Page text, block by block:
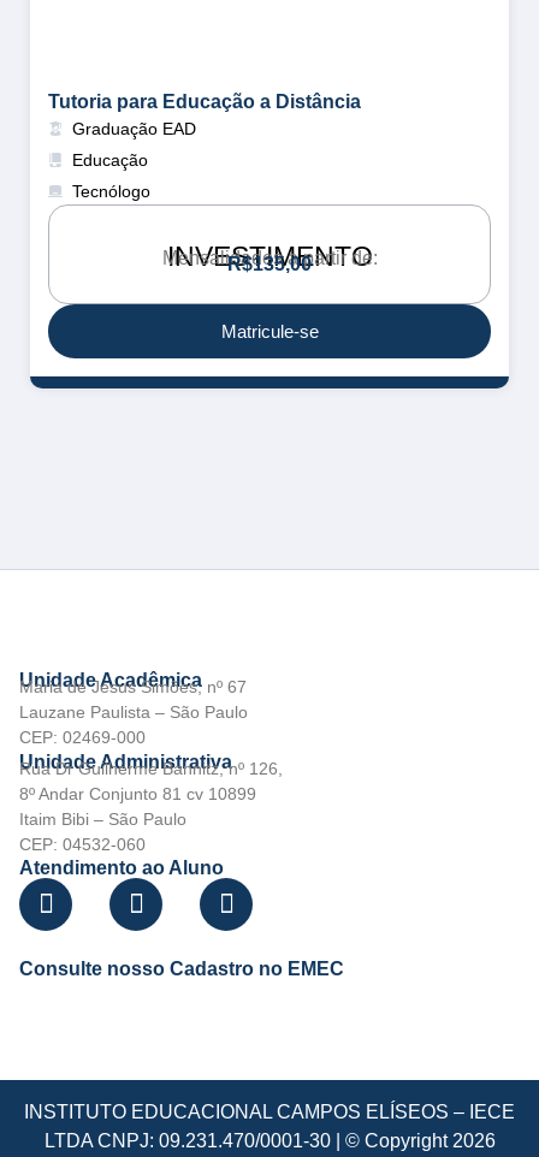
Tutoria para Educação a Distância
Graduação EAD
Educação
Tecnólogo
INVESTIMENTO
Mensalidades a partir de:
R$135,00
Matricule-se
Unidade Acadêmica
Maria de Jesus Simões, nº 67
Lauzane Paulista – São Paulo
CEP: 02469-000
Unidade Administrativa
Rua Dr Guilherme Bannitz, nº 126,
8º Andar Conjunto 81 cv 10899
Itaim Bibi – São Paulo
CEP: 04532-060
Atendimento ao Aluno
Consulte nosso Cadastro no EMEC
INSTITUTO EDUCACIONAL CAMPOS ELÍSEOS – IECE
LTDA CNPJ: 09.231.470/0001-30 | © Copyright 2026